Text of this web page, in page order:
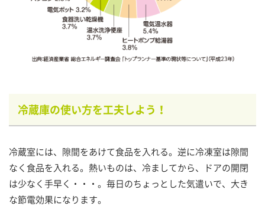
冷蔵庫の使い方を工夫しよう！
冷蔵室には、隙間をあけて食品を入れる。逆に冷凍室は隙間
なく食品を入れる。熱いものは、冷ましてから、ドアの開閉
は少なく手早く・・・。毎日のちょっとした気遣いで、大き
な節電効果になります。